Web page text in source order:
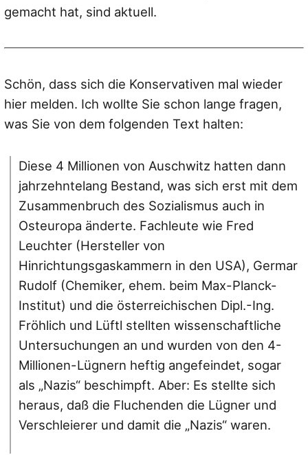
gemacht hat, sind aktuell.
Schön, dass sich die Konservativen mal wieder
hier melden. Ich wollte Sie schon lange fragen,
was Sie von dem folgenden Text halten:
Diese 4 Millionen von Auschwitz hatten dann
jahrzehntelang Bestand, was sich erst mit dem
Zusammenbruch des Sozialismus auch in
Osteuropa änderte. Fachleute wie Fred
Leuchter (Hersteller von
Hinrichtungsgaskammern in den USA), Germar
Rudolf (Chemiker, ehem. beim Max-Planck-
Institut) und die österreichischen Dipl.-Ing.
Fröhlich und Lüftl stellten wissenschaftliche
Untersuchungen an und wurden von den 4-
Millionen-Lügnern heftig angefeindet, sogar
als „Nazis“ beschimpft. Aber: Es stellte sich
heraus, daß die Fluchenden die Lügner und
Verschleierer und damit die „Nazis“ waren.